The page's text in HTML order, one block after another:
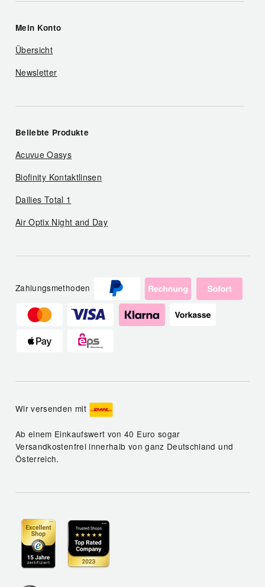
Mein Konto
Übersicht
Newsletter
Beliebte Produkte
Acuvue Oasys
Biofinity Kontaktlinsen
Dailies Total 1
Air Optix Night and Day
Zahlungsmethoden
Wir versenden mit
Ab einem Einkaufswert von 40 Euro sogar
Versandkostenfrei innerhalb von ganz Deutschland und
Österreich.